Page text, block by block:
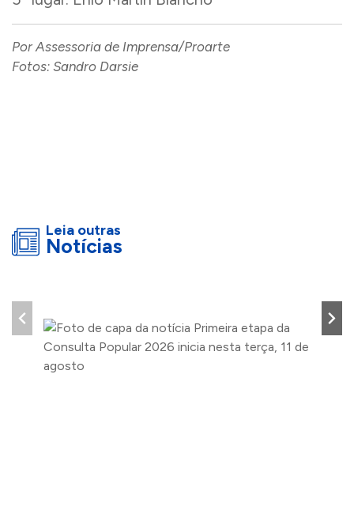
Por Assessoria de Imprensa/Proarte
Fotos: Sandro Darsie
Leia outras
Notícias